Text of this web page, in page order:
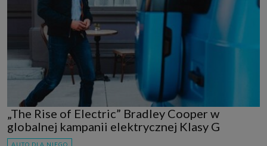
„The Rise of Electric” Bradley Cooper w
globalnej kampanii elektrycznej Klasy G
AUTO DLA NIEGO